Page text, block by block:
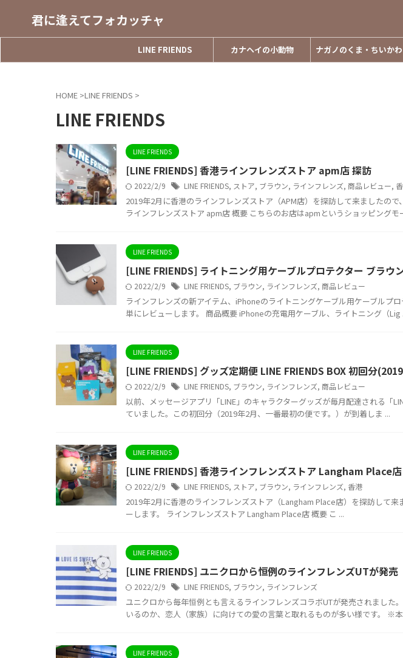
君に逢えてフォカッチャ
LINE FRIENDS カナヘイの小動物 ナガノのくま・ちいかわ
HOME >LINE FRIENDS >
LINE FRIENDS
LINE FRIENDS
[LINE FRIENDS] 香港ラインフレンズストア apm店 探訪
2022/2/9 LINE FRIENDS, ストア, ブラウン, ラインフレンズ, 商品レビュー,
2019年2月に香港のラインフレンズストア（APM店）を探訪して来ましたので
ラインフレンズストア apm店 概要 こちらのお店はapmというショッピングモ
LINE FRIENDS
[LINE FRIENDS] ライトニング用ケーブルプロテクター ブラウ
2022/2/9 LINE FRIENDS, ブラウン, ラインフレンズ, 商品レビュー
ラインフレンズの新アイテム、iPhoneのライトニングケーブル用ケーブルプ
単にレビューします。 商品概要 iPhoneの充電用ケーブル、ライトニング（Lig
LINE FRIENDS
[LINE FRIENDS] グッズ定期便 LINE FRIENDS BOX 初回分
2022/2/9 LINE FRIENDS, ブラウン, ラインフレンズ, 商品レビュー
以前、メッセージアプリ「LINE」のキャラクターグッズが毎月配達される「
ていました。この初回分（2019年2月、一番最初の便です。）が到着しま ...
LINE FRIENDS
[LINE FRIENDS] 香港ラインフレンズストア Langham Place
2022/2/9 LINE FRIENDS, ストア, ブラウン, ラインフレンズ, 香港
2019年2月に香港のラインフレンズストア（Langham Place店）を探訪して
ーします。 ラインフレンズストア Langham Place店 概要 こ ...
LINE FRIENDS
[LINE FRIENDS] ユニクロから恒例のラインフレンズUTが発売
2022/2/9 LINE FRIENDS, ブラウン, ラインフレンズ
ユニクロから毎年恒例とも言えるラインフレンズコラボUTが発売されました
いるのか、恋人（家族）に向けての愛の言葉と取れるものが多い様です。 ※
LINE FRIENDS